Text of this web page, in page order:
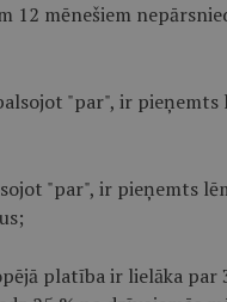
12 mēnešiem
"par", ir pieņemts
"par", ir pieņemts
platība ir lielāka